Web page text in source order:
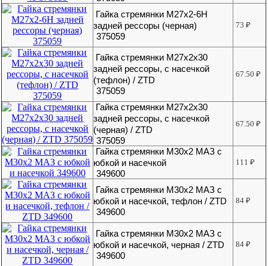
Гайка стремянки М27х2-6Н
задней рессоры (черная)
375059
73₽
Гайка стремянки М27х2х30
задней рессоры, с насечкой
(тефлон) / ZTD
375059
67.50₽
Гайка стремянки М27х2х30
задней рессоры, с насечкой
(черная) / ZTD
375059
67.50₽
Гайка стремянки М30х2 МАЗ с
юбкой и насечкой
349600
111₽
Гайка стремянки М30х2 МАЗ с
юбкой и насечкой, тефлон / ZTD
349600
84₽
Гайка стремянки М30х2 МАЗ с
юбкой и насечкой, черная / ZTD
349600
84₽